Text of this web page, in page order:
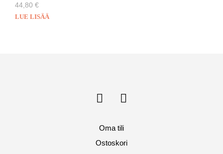
44,80 €
LUE LISÄÄ
Oma tili
Ostoskori